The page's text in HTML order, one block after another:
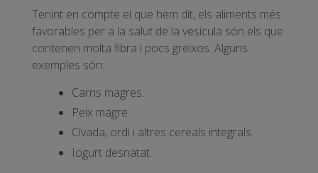
Tenint en compte el que hem dit, els aliments més
favorables per a la salut de la vesícula són els que
contenen molta fibra i pocs greixos. Alguns
exemples són:
Carns magres.
Peix magre.
Civada, ordi i altres cereals integrals.
Iogurt desnatat.